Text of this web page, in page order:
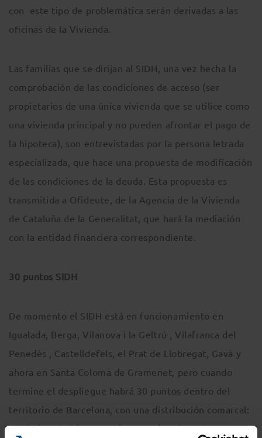
con este tipo de problemática serán derivadas a las
oficinas de la Vivienda.
Las familias que se dirijan al SIDH, una vez hecha la
comprobación de las condiciones de acceso (ser
propietarios de una única vivienda que se utilice como
una vivienda principal y no pueden afrontar el pago de
la hipoteca), son entrevistadas por la persona letrada
especializada, que hace una propuesta de modificación
de las condiciones de la deuda. Esta propuesta es
transmitida a Ofideute, de la Agencia de la Vivienda
de Cataluña de la Generalitat, que hará la mediación
con la entidad financiera correspondiente.
30 puntos SIDH
De momento el SIDH está en funcionamiento en
Igualada, Berga, Vilanova i la Geltrú , Vilafranca del
Penedès , Castelldefels, el Prat de Llobregat, Gavà y
ahora en Santa Coloma de Gramenet, pero cuando
termine el despliegue habrá 30 puntos dentro del
territorio de Barcelona, con una distribución comarcal:
Anoia (Igualada) , Bages (Manresa), Baix Llobregat